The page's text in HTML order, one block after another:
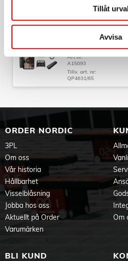
Tillåt urval
Avvisa
OneBlade 360 with
kropp QP4631/65
Art nr:
A15093
Tillv. art. nr:
QP4631/65
ORDER NORDIC
3PL
Om oss
Vår historia
Hållbarhet
Visselblåsning
Jobba hos oss
Aktuellt på Order
Varumärken
Om
BLI KUND